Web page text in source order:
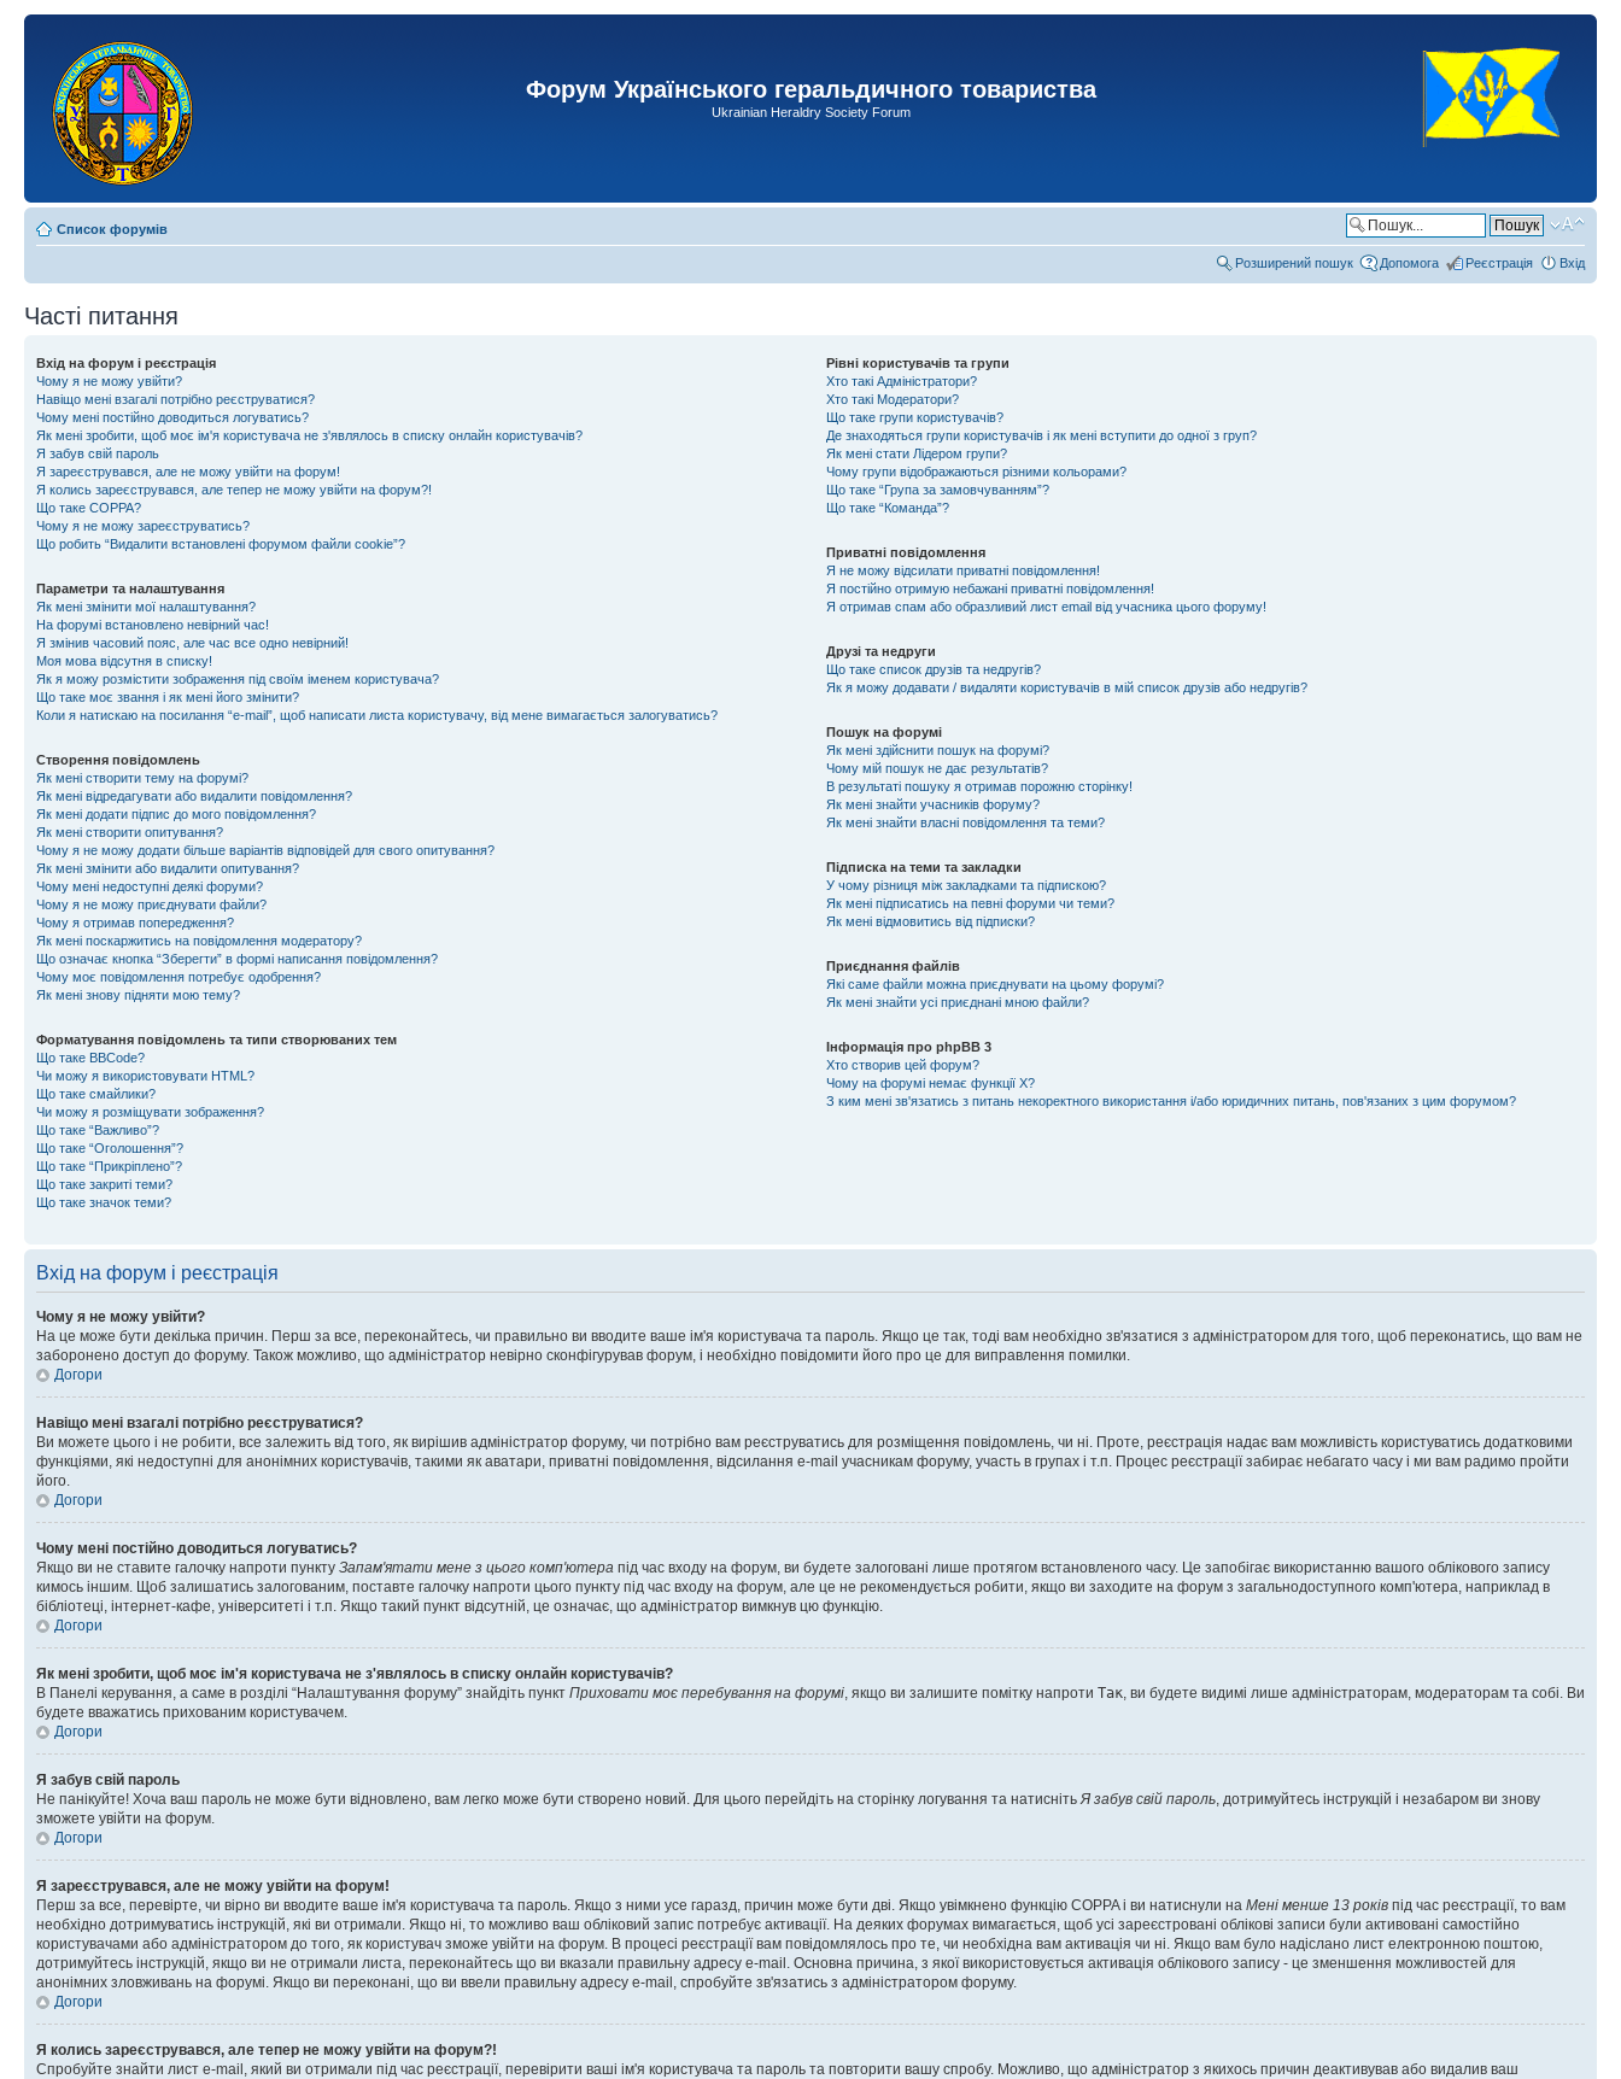
Форум Українського геральдичного товариства
Ukrainian Heraldry Society Forum
Список форумів
Розширений пошук Допомога Реєстрація Вхід
Часті питання
Вхід на форум і реєстрація
Чому я не можу увійти?
Навіщо мені взагалі потрібно реєструватися?
Чому мені постійно доводиться логуватись?
Як мені зробити, щоб моє ім'я користувача не з'являлось в списку онлайн користувачів?
Я забув свій пароль
Я зареєструвався, але не можу увійти на форум!
Я колись зареєструвався, але тепер не можу увійти на форум?!
Що таке COPPA?
Чому я не можу зареєструватись?
Що робить “Видалити встановлені форумом файли cookie”?
Параметри та налаштування
Як мені змінити мої налаштування?
На форумі встановлено невірний час!
Я змінив часовий пояс, але час все одно невірний!
Моя мова відсутня в списку!
Як я можу розмістити зображення під своїм іменем користувача?
Що таке моє звання і як мені його змінити?
Коли я натискаю на посилання “e-mail”, щоб написати листа користувачу, від мене вимагається залогуватись?
Створення повідомлень
Як мені створити тему на форумі?
Як мені відредагувати або видалити повідомлення?
Як мені додати підпис до мого повідомлення?
Як мені створити опитування?
Чому я не можу додати більше варіантів відповідей для свого опитування?
Як мені змінити або видалити опитування?
Чому мені недоступні деякі форуми?
Чому я не можу приєднувати файли?
Чому я отримав попередження?
Як мені поскаржитись на повідомлення модератору?
Що означає кнопка “Зберегти” в формі написання повідомлення?
Чому моє повідомлення потребує одобрення?
Як мені знову підняти мою тему?
Форматування повідомлень та типи створюваних тем
Що таке BBCode?
Чи можу я використовувати HTML?
Що таке смайлики?
Чи можу я розміщувати зображення?
Що таке “Важливо”?
Що таке “Оголошення”?
Що таке “Прикріплено”?
Що таке закриті теми?
Що таке значок теми?
Рівні користувачів та групи
Хто такі Адміністратори?
Хто такі Модератори?
Що таке групи користувачів?
Де знаходяться групи користувачів і як мені вступити до одної з груп?
Як мені стати Лідером групи?
Чому групи відображаються різними кольорами?
Що таке “Група за замовчуванням”?
Що таке “Команда”?
Приватні повідомлення
Я не можу відсилати приватні повідомлення!
Я постійно отримую небажані приватні повідомлення!
Я отримав спам або образливий лист email від учасника цього форуму!
Друзі та недруги
Що таке список друзів та недругів?
Як я можу додавати / видаляти користувачів в мій список друзів або недругів?
Пошук на форумі
Як мені здійснити пошук на форумі?
Чому мій пошук не дає результатів?
В результаті пошуку я отримав порожню сторінку!
Як мені знайти учасників форуму?
Як мені знайти власні повідомлення та теми?
Підписка на теми та закладки
У чому різниця між закладками та підпискою?
Як мені підписатись на певні форуми чи теми?
Як мені відмовитись від підписки?
Приєднання файлів
Які саме файли можна приєднувати на цьому форумі?
Як мені знайти усі приєднані мною файли?
Інформація про phpBB 3
Хто створив цей форум?
Чому на форумі немає функції X?
З ким мені зв'язатись з питань некоректного використання і/або юридичних питань, пов'язаних з цим форумом?
Вхід на форум і реєстрація
Чому я не можу увійти?
На це може бути декілька причин. Перш за все, переконайтесь, чи правильно ви вводите ваше ім'я користувача та пароль. Якщо це так, тоді вам необхідно зв'язатися з адміністратором для того, щоб переконатись, що вам не
заборонено доступ до форуму. Також можливо, що адміністратор невірно сконфігурував форум, і необхідно повідомити його про це для виправлення помилки.
Догори
Навіщо мені взагалі потрібно реєструватися?
Ви можете цього і не робити, все залежить від того, як вирішив адміністратор форуму, чи потрібно вам реєструватись для розміщення повідомлень, чи ні. Проте, реєстрація надає вам можливість користуватись додатковими
функціями, які недоступні для анонімних користувачів, такими як аватари, приватні повідомлення, відсилання e-mail учасникам форуму, участь в групах і т.п. Процес реєстрації забирає небагато часу і ми вам радимо пройти
його.
Догори
Чому мені постійно доводиться логуватись?
Якщо ви не ставите галочку напроти пункту Запам'ятати мене з цього комп'ютера під час входу на форум, ви будете залоговані лише протягом встановленого часу. Це запобігає використанню вашого облікового запису
кимось іншим. Щоб залишатись залогованим, поставте галочку напроти цього пункту під час входу на форум, але це не рекомендується робити, якщо ви заходите на форум з загальнодоступного комп'ютера, наприклад в
бібліотеці, інтернет-кафе, університеті і т.п. Якщо такий пункт відсутній, це означає, що адміністратор вимкнув цю функцію.
Догори
Як мені зробити, щоб моє ім'я користувача не з'являлось в списку онлайн користувачів?
В Панелі керування, а саме в розділі “Налаштування форуму” знайдіть пункт Приховати моє перебування на форумі, якщо ви залишите помітку напроти Так, ви будете видимі лише адміністраторам, модераторам та собі. Ви
будете вважатись прихованим користувачем.
Догори
Я забув свій пароль
Не панікуйте! Хоча ваш пароль не може бути відновлено, вам легко може бути створено новий. Для цього перейдіть на сторінку логування та натиснітьЯ забув свій пароль, дотримуйтесь інструкцій і незабаром ви знову
зможете увійти на форум.
Догори
Я зареєструвався, але не можу увійти на форум!
Перш за все, перевірте, чи вірно ви вводите ваше ім'я користувача та пароль. Якщо з ними усе гаразд, причин може бути дві. Якщо увімкнено функцію COPPA і ви натиснули на Мені менше 13 років під час реєстрації, то вам
необхідно дотримуватись інструкцій, які ви отримали. Якщо ні, то можливо ваш обліковий запис потребує активації. На деяких форумах вимагається, щоб усі зареєстровані облікові записи були активовані самостійно
користувачами або адміністратором до того, як користувач зможе увійти на форум. В процесі реєстрації вам повідомлялось про те, чи необхідна вам активація чи ні. Якщо вам було надіслано лист електронною поштою,
дотримуйтесь інструкцій, якщо ви не отримали листа, переконайтесь що ви вказали правильну адресу e-mail. Основна причина, з якої використовується активація облікового запису - це зменшення можливостей для
анонімних зловживань на форумі. Якщо ви переконані, що ви ввели правильну адресу e-mail, спробуйте зв'язатись з адміністратором форуму.
Догори
Я колись зареєструвався, але тепер не можу увійти на форум?!
Спробуйте знайти лист e-mail, який ви отримали під час реєстрації, перевірити ваші ім'я користувача та пароль та повторити вашу спробу. Можливо, що адміністратор з якихось причин деактивував або видалив ваш